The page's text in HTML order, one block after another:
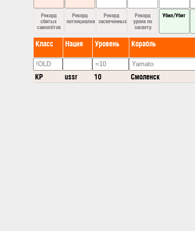
Рекорд
сбитых
самолётов
Рекорд
потенциалки
Рекорд
засвеченных
Рекорд
урона по
засвету
Убил/Убит
Класс Нация Уровень Корабль
КР ussr 10 Смоленск